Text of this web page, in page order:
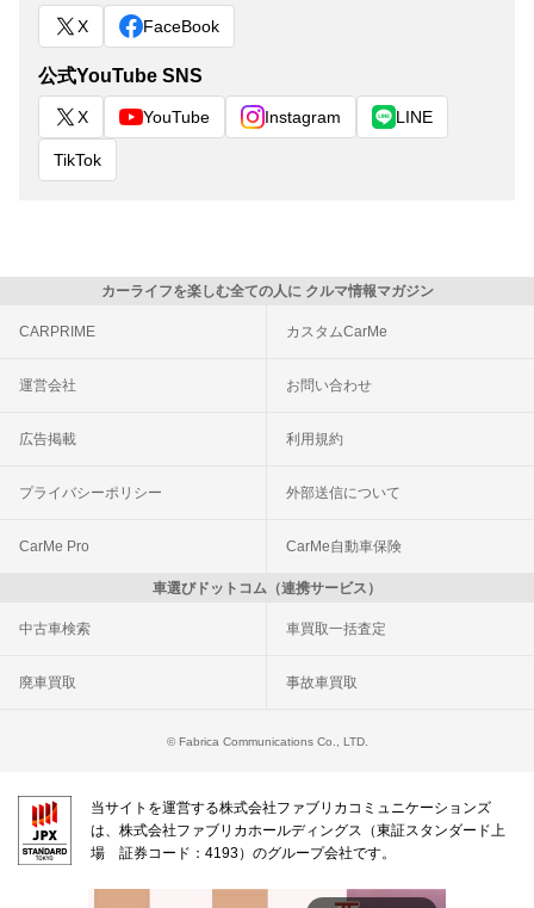
X FaceBook
公式YouTube SNS
X YouTube Instagram LINE
TikTok
カーライフを楽しむ全ての人に クルマ情報マガジン
CARPRIME カスタムCarMe
運営会社 お問い合わせ
広告掲載 利用規約
プライバシーポリシー 外部送信について
CarMe Pro CarMe自動車保険
車選びドットコム（連携サービス）
中古車検索 車買取一括査定
廃車買取 事故車買取
© Fabrica Communications Co., LTD.
当サイトを運営する株式会社ファブリカコミュニケーションズ
は、株式会社ファブリカホールディングス（東証スタンダード上
場 証券コード：4193）のグループ会社です。